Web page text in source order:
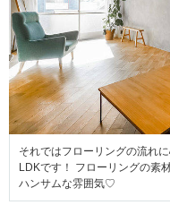
それではフローリングの流れ
LDKです！ フローリングの素
ハンサムな雰囲気♡